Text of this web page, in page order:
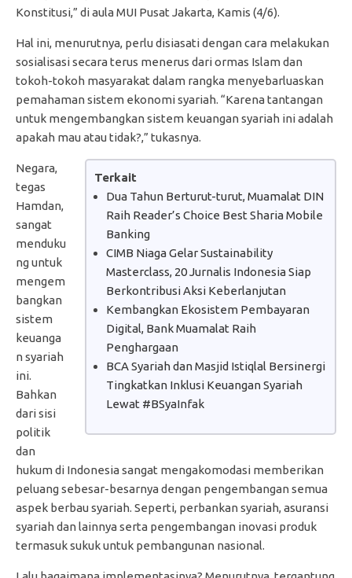
Konstitusi,” di aula MUI Pusat Jakarta, Kamis (4/6).
Hal ini, menurutnya, perlu disiasati dengan cara melakukan
sosialisasi secara terus menerus dari ormas Islam dan
tokoh-tokoh masyarakat dalam rangka menyebarluaskan
pemahaman sistem ekonomi syariah. “Karena tantangan
untuk mengembangkan sistem keuangan syariah ini adalah
apakah mau atau tidak?,” tukasnya.
Terkait
Dua Tahun Berturut-turut, Muamalat DIN
Raih Reader’s Choice Best Sharia Mobile
Banking
CIMB Niaga Gelar Sustainability
Masterclass, 20 Jurnalis Indonesia Siap
Berkontribusi Aksi Keberlanjutan
Kembangkan Ekosistem Pembayaran
Digital, Bank Muamalat Raih
Penghargaan
BCA Syariah dan Masjid Istiqlal Bersinergi
Tingkatkan Inklusi Keuangan Syariah
Lewat #BSyaInfak
Negara,
tegas
Hamdan,
sangat
menduku
ng untuk
mengem
bangkan
sistem
keuanga
n syariah
ini.
Bahkan
dari sisi
politik
dan
hukum di Indonesia sangat mengakomodasi memberikan
peluang sebesar-besarnya dengan pengembangan semua
aspek berbau syariah. Seperti, perbankan syariah, asuransi
syariah dan lainnya serta pengembangan inovasi produk
termasuk sukuk untuk pembangunan nasional.